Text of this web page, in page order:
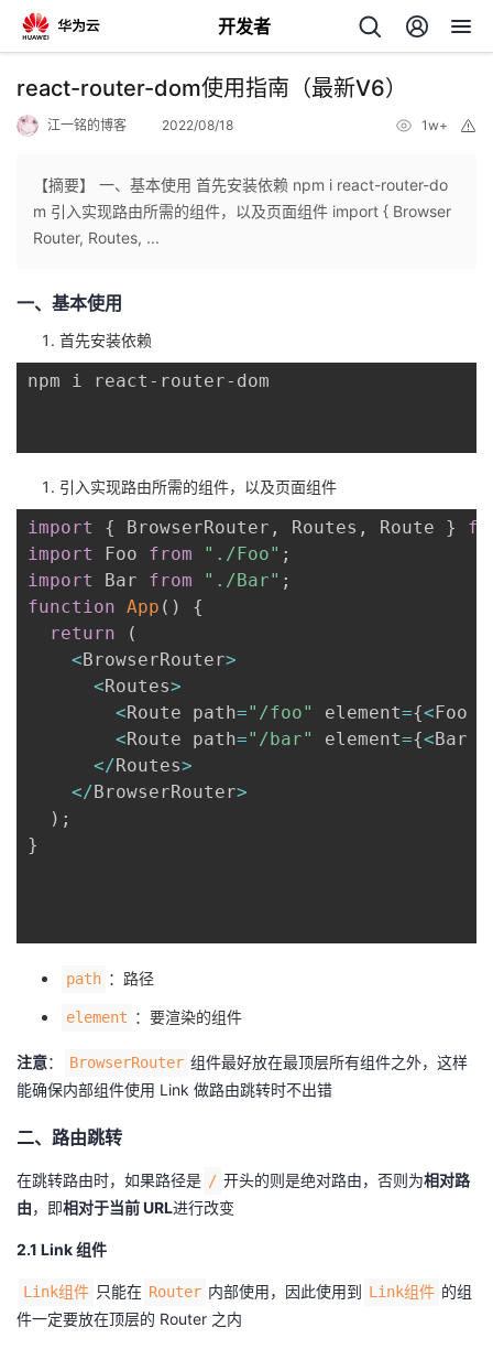
开发者
返
人
主
我
发
者
我
的我
开
发
学
我
的
Programs
我
的
持
技
的
react-router-dom使用指南（最新V6）
江一铭的博客 2022/08/18 1w+
【摘要】 一、基本使用 首先安装依赖 npm i react-router-do
m 引入实现路由所需的组件，以及页面组件 import { Browser
Router, Routes, ...
一、基本使用
首先安装依赖
npm i react-router-dom
引入实现路由所需的组件，以及页面组件
import { BrowserRouter , Routes , Route }
import
Foo from "./Foo" ;
import
Bar from "./Bar" ;
function App ( )
{
return
(
<BrowserRouter>
<Routes>
<Route path="/foo" element={<Foo
<Route path="/bar" element={<Bar
</Routes>
</BrowserRouter>
) ;
}
path ：路径
element ：要渲染的组件
注意： BrowserRouter 组件最好放在最顶层所有组件之外，这样
能确保内部组件使用 Link 做路由跳转时不出错
二、路由跳转
在跳转路由时，如果路径是 / 开头的则是绝对路由，否则为相对路
由，即相对于当前 URL进行改变
2.1 Link 组件
Link组件 只能在 Router 内部使用，因此使用到 Link组件 的组
件一定要放在顶层的 Router 之内